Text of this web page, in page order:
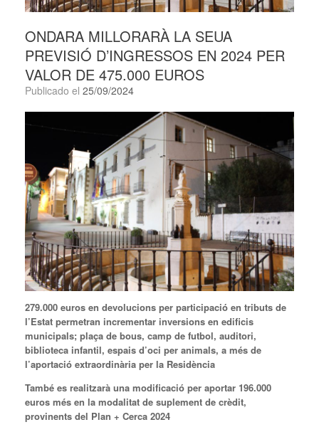
ONDARA MILLORARÀ LA SEUA
PREVISIÓ D’INGRESSOS EN 2024 PER
VALOR DE 475.000 EUROS
Publicado el 25/09/2024
279.000 euros en devolucions per participació en tributs de
l’Estat permetran incrementar inversions en edificis
municipals; plaça de bous, camp de futbol, auditori,
biblioteca infantil, espais d’oci per animals, a més de
l’aportació extraordinària per la Residència
També es realitzarà una modificació per aportar 196.000
euros més en la modalitat de suplement de crèdit,
provinents del Plan + Cerca 2024